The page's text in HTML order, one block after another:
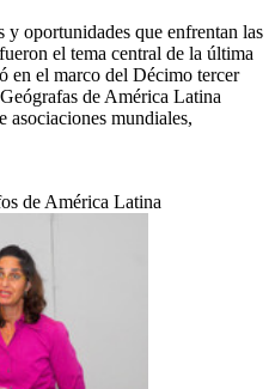
y oportunidades que enfrentan las
el tema central de la última
en el marco del Décimo tercer
de América Latina
asociaciones mundiales,
de América Latina